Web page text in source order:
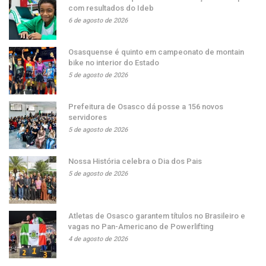
com resultados do Ideb
6 de agosto de 2026
Osasquense é quinto em campeonato de montain
bike no interior do Estado
5 de agosto de 2026
Prefeitura de Osasco dá posse a 156 novos
servidores
5 de agosto de 2026
Nossa História celebra o Dia dos Pais
5 de agosto de 2026
Atletas de Osasco garantem títulos no Brasileiro e
vagas no Pan-Americano de Powerlifting
4 de agosto de 2026